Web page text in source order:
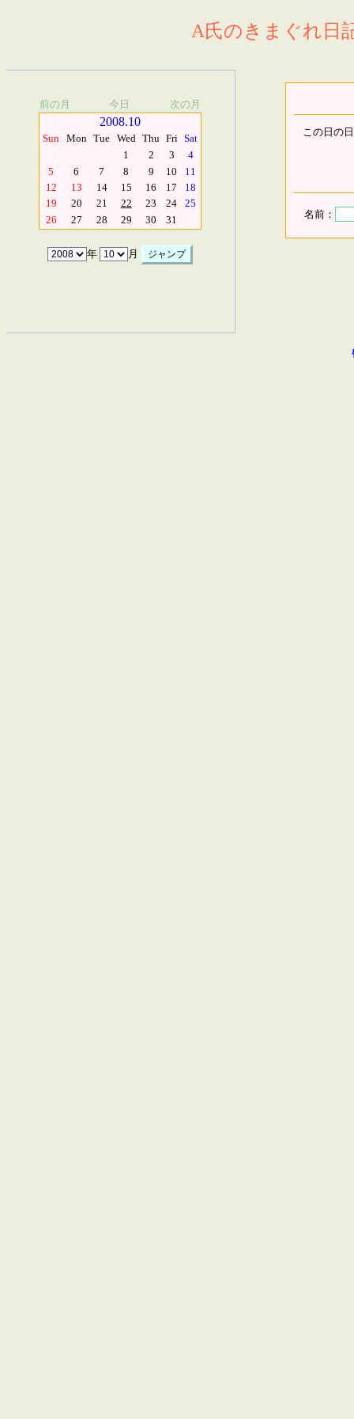
A氏のきまぐれ日
前の月 今日 次の月
2008.10
Sun Mon Tue Wed Thu Fri Sat
1
2 3
4
5
6 7 8 9 10
11
12
13 14 15 16 17
18
19
20 21 22 23 24
25
26
27 28 29 30 31
年 月
この日の
名前：